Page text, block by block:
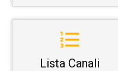
Lista Canali